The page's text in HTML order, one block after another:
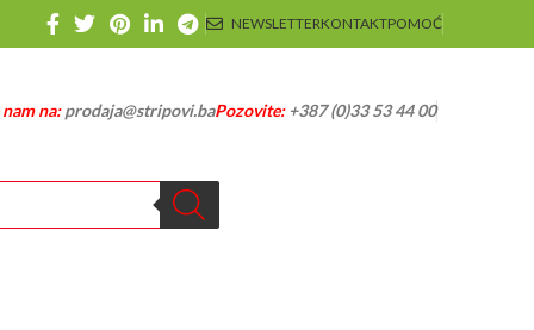
NEWSLETTERKONTAKTPOMOĆ
na:prodaja@stripovi.baPozovite:+387 (0)33 53 44 00